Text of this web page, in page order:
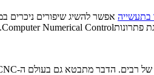
בתעשייה אפשר להשיג שיפורים ניכרים